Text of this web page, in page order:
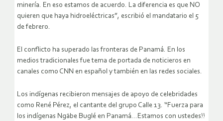
minería. En eso estamos de acuerdo. La diferencia es que NO
quieren que haya hidroeléctricas”, escribió el mandatario el 5
de febrero.
El conflicto ha superado las fronteras de Panamá. En los
medios tradicionales fue tema de portada de noticieros en
canales como CNN en español y también en las redes sociales.
Los indígenas recibieron mensajes de apoyo de celebridades
como René Pérez, el cantante del grupo Calle 13. “Fuerza para
los indígenas Ngäbe Buglé en Panamá…Estamos con ustedes!!